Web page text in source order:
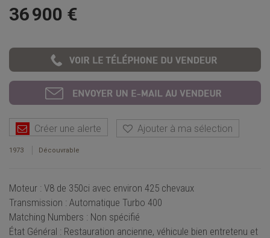
36 900 €
Créer une alerte Ajouter à ma sélection
1973 Découvrable
Moteur : V8 de 350ci avec environ 425 chevaux
Transmission : Automatique Turbo 400
Matching Numbers : Non spécifié
État Général : Restauration ancienne, véhicule bien entretenu et